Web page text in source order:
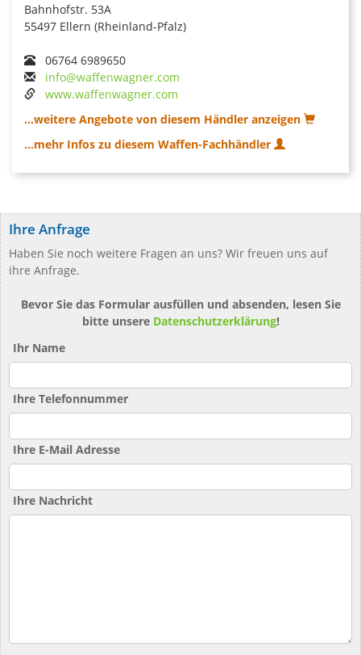
Bahnhofstr. 53A
55497 Ellern (Rheinland-Pfalz)
06764 6989650
info@waffenwagner.com
www.waffenwagner.com
...weitere Angebote von diesem Händler anzeigen
...mehr Infos zu diesem Waffen-Fachhändler
Ihre Anfrage
Haben Sie noch weitere Fragen an uns? Wir freuen uns auf
ihre Anfrage.
Bevor Sie das Formular ausfüllen und absenden, lesen Sie
bitte unsere Datenschutzerklärung!
Ihr Name
Ihre Telefonnummer
Ihre E-Mail Adresse
Ihre Nachricht